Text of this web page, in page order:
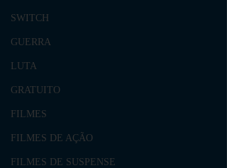
SWITCH
GUERRA
LUTA
GRATUITO
FILMES
FILMES DE AÇÃO
FILMES DE SUSPENSE